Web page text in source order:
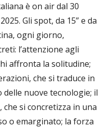
è on air dal 30
Gli spot, da 15” e da
ogni giorno,
l’attenzione agli
affronta la solitudine;
che si traduce in
nuove tecnologie; il
si concretizza in una
o emarginato; la forza